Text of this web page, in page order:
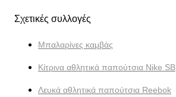
Σχετικές συλλογές
Μπαλαρίνες καμβάς
Κίτρινα αθλητικά παπούτσια Nike SB
Λευκά αθλητικά παπούτσια Reebok